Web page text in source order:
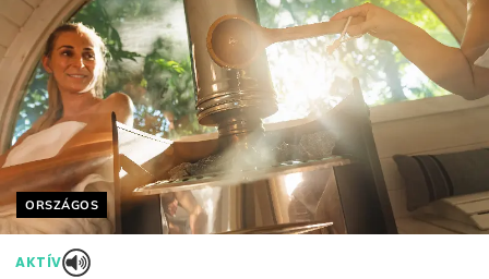
Helyszín címkék:
ORSZÁGOS
AKTÍV